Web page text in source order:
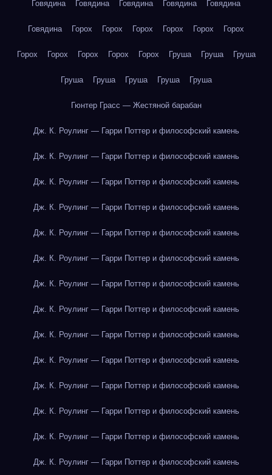
Говядина Говядина Говядина Говядина Говядина
Говядина Горох Горох Горох Горох Горох Горох
Горох Горох Горох Горох Горох Груша Груша Груша
Груша Груша Груша Груша Груша
Гюнтер Грасс — Жестяной барабан
Дж. К. Роулинг — Гарри Поттер и философский камень
Дж. К. Роулинг — Гарри Поттер и философский камень
Дж. К. Роулинг — Гарри Поттер и философский камень
Дж. К. Роулинг — Гарри Поттер и философский камень
Дж. К. Роулинг — Гарри Поттер и философский камень
Дж. К. Роулинг — Гарри Поттер и философский камень
Дж. К. Роулинг — Гарри Поттер и философский камень
Дж. К. Роулинг — Гарри Поттер и философский камень
Дж. К. Роулинг — Гарри Поттер и философский камень
Дж. К. Роулинг — Гарри Поттер и философский камень
Дж. К. Роулинг — Гарри Поттер и философский камень
Дж. К. Роулинг — Гарри Поттер и философский камень
Дж. К. Роулинг — Гарри Поттер и философский камень
Дж. К. Роулинг — Гарри Поттер и философский камень